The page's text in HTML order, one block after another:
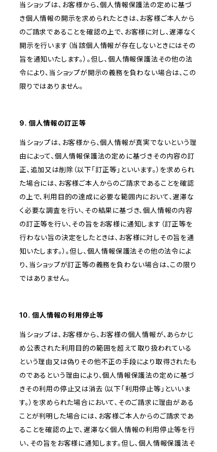
当ショップは、お客様から、個人情報保護法の定めに基づ
き個人情報の開示を求められたときは、お客様ご本人から
のご請求であることを確認の上で、お客様に対し、遅滞なく
開示を行います（当該個人情報が存在しないときにはその
旨を通知いたします。）。但し、個人情報保護法その他の法
令により、当ショップが開示の義務を負わない場合は、この
限りではありません。
9. 個人情報の訂正等
当ショップは、お客様から、個人情報が真実でないという理
由によって、個人情報保護法の定めに基づきその内容の訂
正、追加又は削除（以下「訂正等」といいます。）を求められ
た場合には、お客様ご本人からのご請求であることを確認
の上で、利用目的の達成に必要な範囲内において、遅滞な
く必要な調査を行い、その結果に基づき、個人情報の内容
の訂正等を行い、その旨をお客様に通知します（訂正等を
行わない旨の決定をしたときは、お客様に対しその旨を通
知いたします。）。但し、個人情報保護法その他の法令によ
り、当ショップが訂正等の義務を負わない場合は、この限り
ではありません。
10. 個人情報の利用停止等
当ショップは、お客様から、お客様の個人情報が、あらかじ
め公表された利用目的の範囲を超えて取り扱われている
という理由又は偽りその他不正の手段により取得されたも
のであるという理由により、個人情報保護法の定めに基づ
きその利用の停止又は消去（以下「利用停止等」といいま
す。）を求められた場合において、そのご請求に理由がある
ことが判明した場合には、お客様ご本人からのご請求であ
ることを確認の上で、遅滞なく個人情報の利用停止等を行
い、その旨をお客様に通知します。但し、個人情報保護法そ